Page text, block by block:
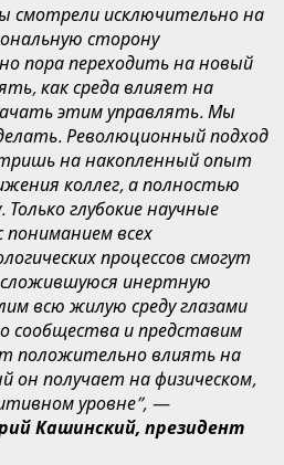
смотрели исключительно на
сторону
пора переходить на новый
как среда влияет на
этим управлять. Мы
Революционный подход
на накопленный опыт
коллег, а полностью
глубокие научные
пониманием всех
процессов смогут
сложившуюся инертную
всю жилую среду глазами
сообщества и представим
положительно влиять на
он получает на физическом,
уровне”, —
Кашинский, президент